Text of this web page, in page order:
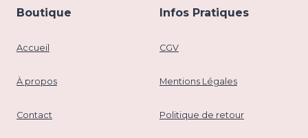
Boutique
Accueil
À propos
Contact
Infos Pratiques
CGV
Mentions Légales
Politique de retour